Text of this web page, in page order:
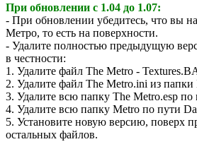
При обновлении с 1.04 до 1.07:
- При обновлении убедитесь, что вы
Метро, то есть на поверхности.
- Удалите полностью предыдущую
в честности:
1. Удалите файл The Metro -
2. Удалите файл The Metro.ini из папки
3. Удалите всю папку The Metro.esp по
4. Удалите всю папку Metro по пути
5. Установите новую версию, поверх
остальных файлов.